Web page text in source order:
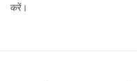
करें।